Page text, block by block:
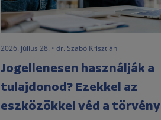
2026. július 28. • dr. Szabó Krisztián
Jogellenesen használják a
tulajdonod? Ezekkel az
eszközökkel véd a törvény